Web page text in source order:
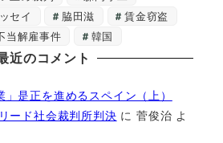
セイ
脇田滋
賃金窃盗
当解雇事件 韓国
近のコメント
是正を進めるスペイン（上）
ード社会裁判所判決 に菅俊治 よ